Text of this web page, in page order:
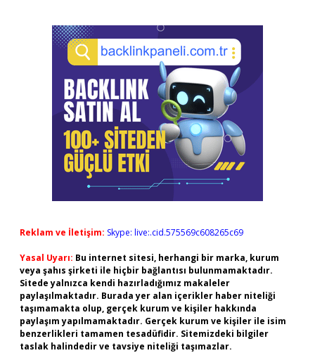
Reklam ve İletişim: Skype: live:.cid.575569c608265c69
Yasal Uyarı: Bu internet sitesi, herhangi bir marka, kurum
veya şahıs şirketi ile hiçbir bağlantısı bulunmamaktadır.
Sitede yalnızca kendi hazırladığımız makaleler
paylaşılmaktadır. Burada yer alan içerikler haber niteliği
taşımamakta olup, gerçek kurum ve kişiler hakkında
paylaşım yapılmamaktadır. Gerçek kurum ve kişiler ile isim
benzerlikleri tamamen tesadüfidir. Sitemizdeki bilgiler
taslak halindedir ve tavsiye niteliği taşımazlar.